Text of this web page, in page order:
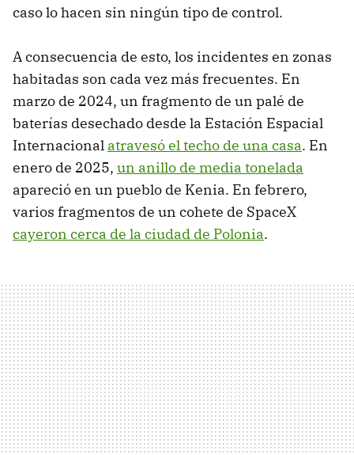
caso lo hacen sin ningún tipo de control.
A consecuencia de esto, los incidentes en zonas
habitadas son cada vez más frecuentes. En
marzo de 2024, un fragmento de un palé de
baterías desechado desde la Estación Espacial
Internacional atravesó el techo de una casa. En
enero de 2025, un anillo de media tonelada
apareció en un pueblo de Kenia. En febrero,
varios fragmentos de un cohete de SpaceX
cayeron cerca de la ciudad de Polonia.